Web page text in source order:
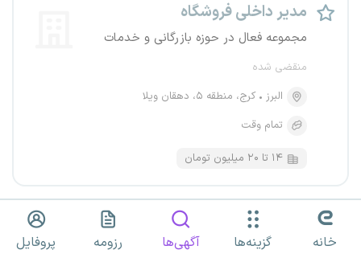
مدیر داخلی فروشگاه
مجموعه فعال در حوزه بازرگانی و خدمات
منقضی شده
البرز
کرج، منطقه ۵، دهقان ویلا
تمام وقت
۱۴ تا ۲۰ میلیون تومان
مدیر مالی و اداری
اتحاد تسمه مطلق خانه گزینه‌ها آگهی‌ها رزومه پروفایل